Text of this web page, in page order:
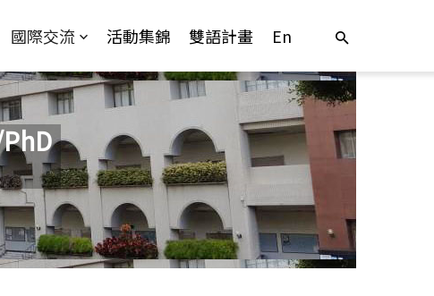
國際交流 活動集錦 雙語計畫 En